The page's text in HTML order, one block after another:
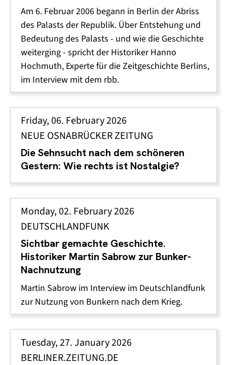
Am 6. Februar 2006 begann in Berlin der Abriss
des Palasts der Republik. Über Entstehung und
Bedeutung des Palasts - und wie die Geschichte
weiterging - spricht der Historiker Hanno
Hochmuth, Experte für die Zeitgeschichte Berlins,
im Interview mit dem rbb.
Friday, 06. February 2026
NEUE OSNABRÜCKER ZEITUNG
Die Sehnsucht nach dem schöneren
Gestern: Wie rechts ist Nostalgie?
Monday, 02. February 2026
DEUTSCHLANDFUNK
Sichtbar gemachte Geschichte.
Historiker Martin Sabrow zur Bunker-
Nachnutzung
Martin Sabrow im Interview im Deutschlandfunk
zur Nutzung von Bunkern nach dem Krieg.
Tuesday, 27. January 2026
BERLINER.ZEITUNG.DE